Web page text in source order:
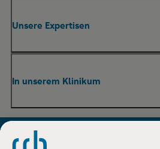
Unsere Expertisen
Praxen
Pflege
Therapie und Reha
In unserem Klinikum
Ihr Aufenthalt
Für Besucher